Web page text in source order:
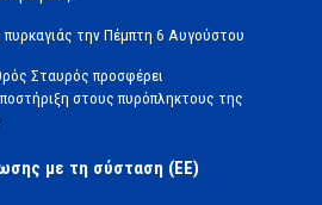
την Πέμπτη 6 Αυγούστου
Σταυρός προσφέρει
στους πυρόπληκτους της
με τη σύσταση (ΕΕ)